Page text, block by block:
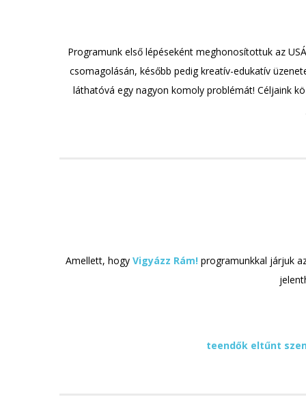
Programunk első lépéseként meghonosítottuk az
csomagolásán, később pedig kreatív-edukatív
láthatóvá egy nagyon komoly problémát! Céljaink
Amellett, hogy Vigyázz Rám! programunkkal járjuk
teendők eltűnt